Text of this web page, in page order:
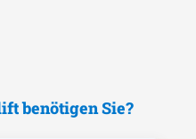
benötigen Sie?